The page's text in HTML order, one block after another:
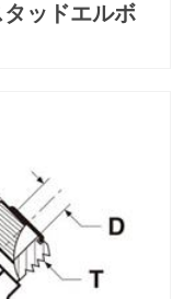
ッドエルボ